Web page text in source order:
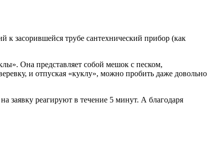
к засорившейся трубе сантехнический прибор (как
Она представляет собой мешок с песком,
и отпуская «куклу», можно пробить даже довольно
заявку реагируют в течение 5 минут. А благодаря